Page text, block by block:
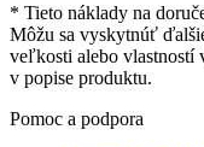
* Tieto náklady na
Môžu sa vyskytnúť
veľkosti alebo vlastností
v popise produktu.
Pomoc a podpora